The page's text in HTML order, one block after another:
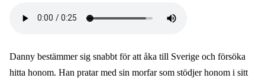
Danny bestämmer sig snabbt för att åka till Sverige och försöka
hitta honom. Han pratar med sin morfar som stödjer honom i sitt